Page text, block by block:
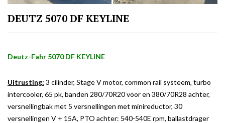
DEUTZ 5070 DF KEYLINE
Deutz-Fahr 5070 DF KEYLINE
Uitrusting: 3 cilinder, Stage V motor, common rail systeem, turbo
intercooler, 65 pk, banden 280/70R20 voor en 380/70R28 achter,
versnellingbak met 5 versnellingen met minireductor, 30
versnellingen V + 15A, PTO achter: 540-540E rpm, ballastdrager